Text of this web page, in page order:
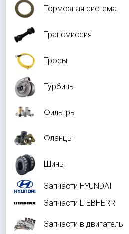
Тормозная система
Трансмиссия
Тросы
Турбины
Фильтры
Фланцы
Шины
Запчасти HYUNDAI
Запчасти LIEBHERR
Запчасти в двигатель